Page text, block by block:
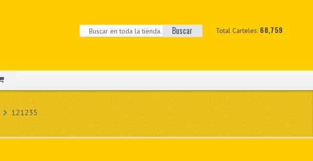
Total Carteles: 68,759
Buscar
121235